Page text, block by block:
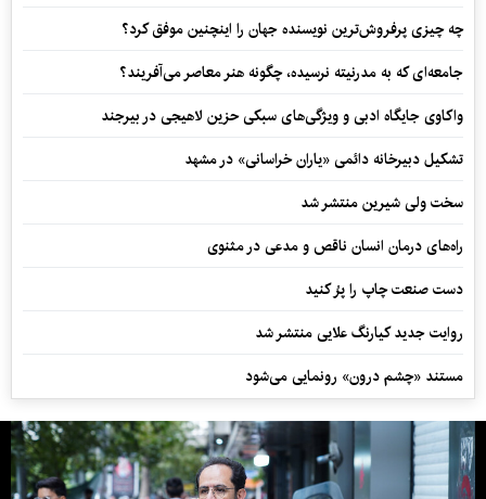
چه چیزی پرفروش‌ترین نویسنده جهان را اینچنین موفق کرد؟
جامعه‌ای که به مدرنیته نرسیده، چگونه هنر معاصر می‌آفریند؟
واکاوی جایگاه ادبی و ویژگی‌های سبکی حزین لاهیجی در بیرجند
تشکیل دبیرخانه دائمی «یاران خراسانی» در مشهد
سخت ولی شیرین منتشر شد
راه‌های درمان انسان ناقص و مدعی در مثنوی
دست صنعت چاپ را پرُ کنید
روایت جدید کیارنگ علایی منتشر شد
مستند «چشم درون» رونمایی می‌شود